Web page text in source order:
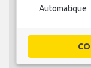
Automatique